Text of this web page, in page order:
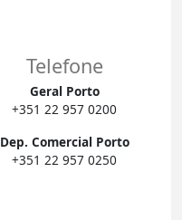
Telefone
Geral Porto
+351 22 957 0200
Dep. Comercial Porto
+351 22 957 0250